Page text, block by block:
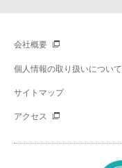
会社概要
個人情報の取り扱いについて
サイトマップ
アクセス